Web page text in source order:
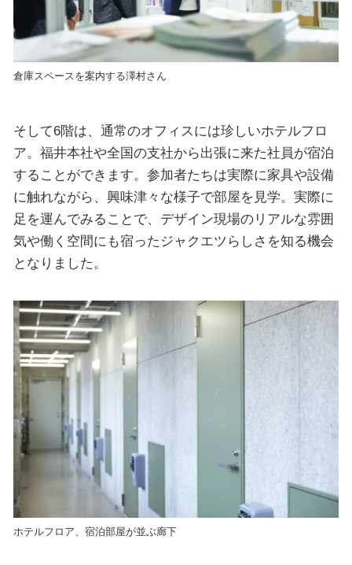
倉庫スペースを案内する澤村さん
そして6階は、通常のオフィスには珍しいホテルフロ
ア。福井本社や全国の支社から出張に来た社員が宿泊
することができます。参加者たちは実際に家具や設備
に触れながら、興味津々な様子で部屋を見学。実際に
足を運んでみることで、デザイン現場のリアルな雰囲
気や働く空間にも宿ったジャクエツらしさを知る機会
となりました。
ホテルフロア、宿泊部屋が並ぶ廊下